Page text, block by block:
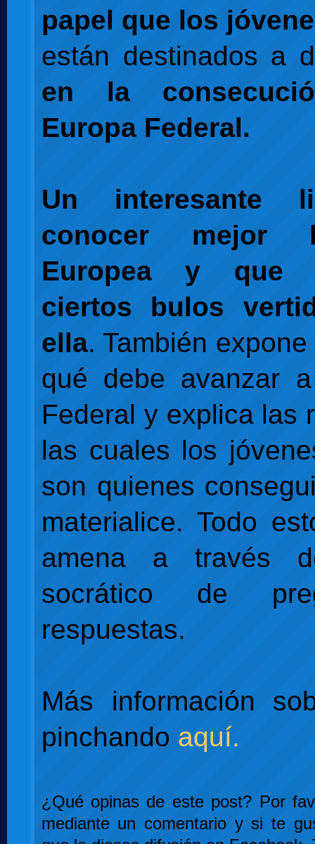
papel que los
están destinados a
en la
Europa Federal.
Un interesante
conocer mejor
Europea y que
ciertos bulos
ella. También
qué debe avanzar
Federal y explica las
las cuales los
son quienes
materialice. Todo
amena a través
socrático de
respuestas.
Más información
pinchando aquí.
¿Qué opinas de este post? Por
mediante un comentario y si te